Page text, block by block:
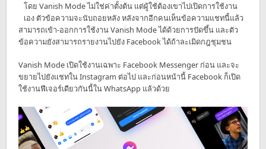
โดย Vanish Mode ไม่ใช่ค่าตั้งต้น แต่ผู้ใช้ต้องเขาไปเปิดการใช้งาน
เอง ตัวข้อความจะนับถอยหลัง หลังจากอีกคนเห็นข้อความแชทนี้แล้ว
สามารถเข้า-ออกการใช้งาน Vanish Mode ได้ด้วยการปัดขึ้น และตัว
ข้อความยังสามารถรายงานไปยัง Facebook ได้ถ้าละเมิดกฎชุมชน
Vanish Mode เปิดใช้งานเฉพาะ Facebook Messenger ก่อน และจะ
ขยายไปยังแชทใน Instagram ต่อไป และก่อนหน้านี้ Facebook ก็เปิด
ใช้งานฟีเจอร์เดียวกันนี้ใน WhatsApp แล้วด้วย